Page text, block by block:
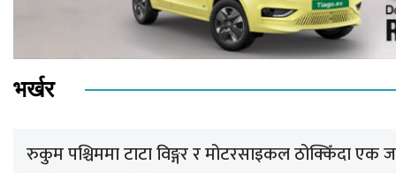
भर्खर
रुकुम पश्चिममा टाटा विङ्गर र मोटरसाइकल ठोक्किँदा एक